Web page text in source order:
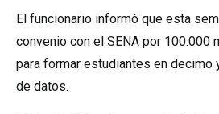
El funcionario informó que esta
convenio con el SENA por 100.000
para formar estudiantes en decimo
de datos.